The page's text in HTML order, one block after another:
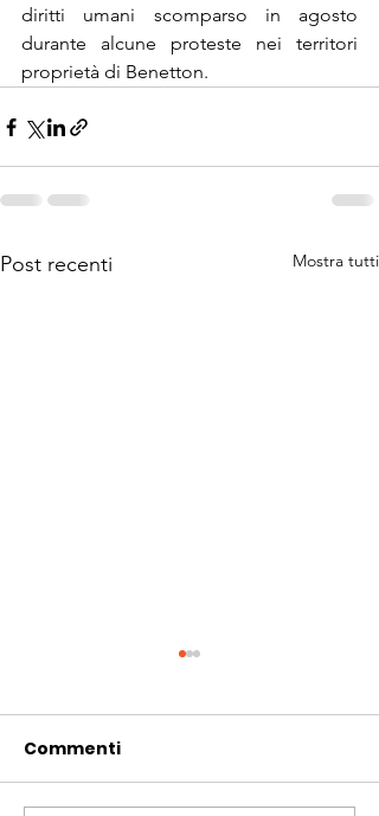
diritti umani scomparso in agosto
durante alcune proteste nei territori
proprietà di Benetton.
Post recenti Mostra tutti
Commenti